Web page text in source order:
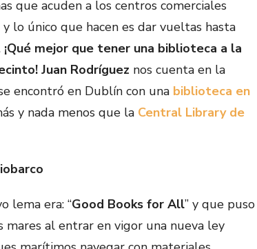
que acuden a los centros comerciales
lo único que hacen es dar vueltas hasta
¡Qué mejor que tener una biblioteca a la
Juan Rodríguez nos cuenta en la
encontró en Dublín con una biblioteca en
y nada menos que la Central Library de
lema era: “Good Books for All” y que puso
al entrar en vigor una nueva ley